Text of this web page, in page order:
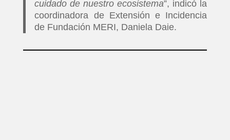
cuidado de nuestro ecosistema”, indicó la
coordinadora de Extensión e Incidencia
de Fundación MERI, Daniela Daie.